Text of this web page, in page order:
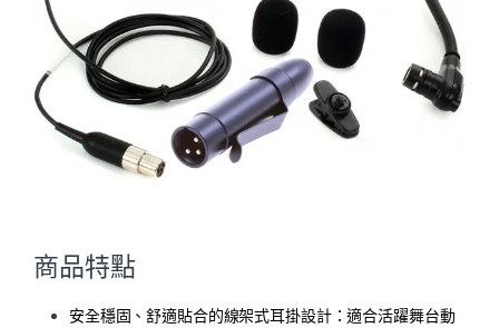
商品特點
安全穩固、舒適貼合的線架式耳掛設計：適合活躍舞台動